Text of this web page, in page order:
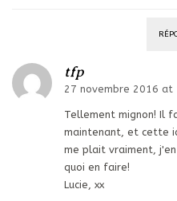
tfp
27 novembre 2016 at
Tellement mignon! Il
maintenant, et cette
me plait vraiment,
quoi en faire!
Lucie, xx